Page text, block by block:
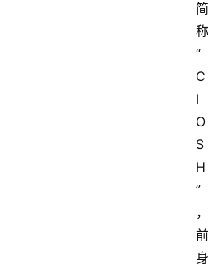
简
称
“
C
I
O
S
H
”
，
前
身